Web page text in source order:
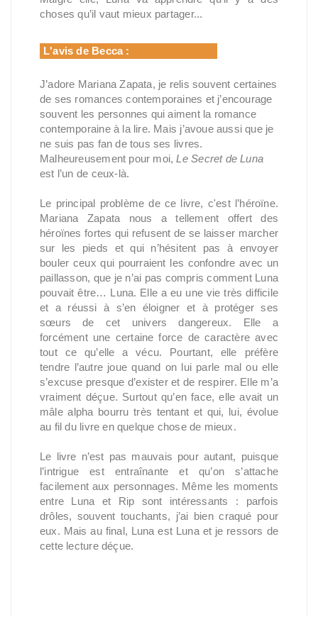
choses qu’il vaut mieux partager...
L'avis de Becca :
J’adore Mariana Zapata, je relis souvent certaines
de ses romances contemporaines et j’encourage
souvent les personnes qui aiment la romance
contemporaine à la lire. Mais j’avoue aussi que je
ne suis pas fan de tous ses livres.
Malheureusement pour moi,Le Secret de Luna
est l’un de ceux-là.
Le principal problème de ce livre, c'est l’héroïne.
Mariana Zapata nous a tellement offert des
héroïnes fortes qui refusent de se laisser marcher
sur les pieds et qui n’hésitent pas à envoyer
bouler ceux qui pourraient les confondre avec un
paillasson, que je n’ai pas compris comment Luna
pouvait être… Luna. Elle a eu une vie très difficile
et a réussi à s’en éloigner et à protéger ses
sœurs de cet univers dangereux. Elle a
forcément une certaine force de caractère avec
tout ce qu’elle a vécu. Pourtant, elle préfère
tendre l’autre joue quand on lui parle mal ou elle
s’excuse presque d’exister et de respirer. Elle m’a
vraiment déçue. Surtout qu’en face, elle avait un
mâle alpha bourru très tentant et qui, lui, évolue
au fil du livre en quelque chose de mieux.
Le livre n’est pas mauvais pour autant, puisque
l’intrigue est entraînante et qu’on s’attache
facilement aux personnages. Même les moments
entre Luna et Rip sont intéressants : parfois
drôles, souvent touchants, j’ai bien craqué pour
eux. Mais au final, Luna est Luna et je ressors de
cette lecture déçue.